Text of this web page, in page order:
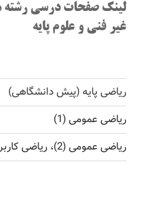
لینک صفحات درسی رشته
غیر فنی و علوم پایه
ریاضی پایه (پیش دانشگاهی)
ریاضی عمومی (1)
ریاضی عمومی (2)، ریاضی کاربردی